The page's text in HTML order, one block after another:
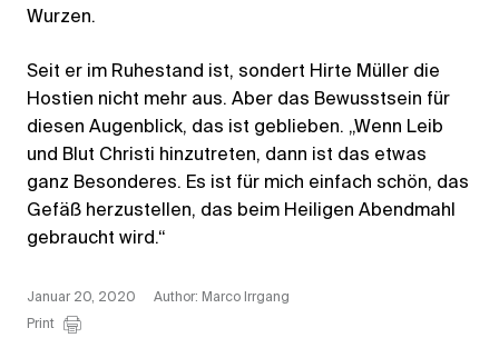
Wurzen.
Seit er im Ruhestand ist, sondert Hirte Müller die
Hostien nicht mehr aus. Aber das Bewusstsein für
diesen Augenblick, das ist geblieben. „Wenn Leib
und Blut Christi hinzutreten, dann ist das etwas
ganz Besonderes. Es ist für mich einfach schön, das
Gefäß herzustellen, das beim Heiligen Abendmahl
gebraucht wird.“
Januar 20, 2020
Author: Marco Irrgang
Print